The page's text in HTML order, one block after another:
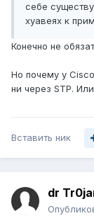
себе
хуавеях к
Конечно не
Но почему у
ни через STP.
Вставить ник
dr